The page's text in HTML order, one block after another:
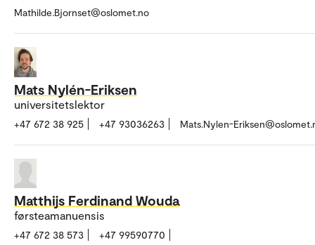
Mathilde.Bjornset@oslomet.no
Mats Nylén-Eriksen
universitetslektor
+47 672 38 925 +47 93036263 Mats.Nylen-
Matthijs Ferdinand Wouda
førsteamanuensis
+47 672 38 573
+47 99590770